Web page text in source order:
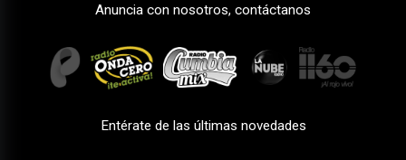
Anuncia con nosotros, contáctanos
Entérate de las últimas novedades